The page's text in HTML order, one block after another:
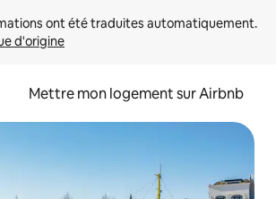
d'origine
Mettre mon logement sur Airbnb